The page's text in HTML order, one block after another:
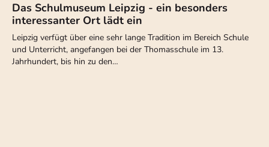
Das Schulmuseum Leipzig - ein besonders
interessanter Ort lädt ein
Leipzig verfügt über eine sehr lange Tradition im Bereich Schule
und Unterricht, angefangen bei der Thomasschule im 13.
Jahrhundert, bis hin zu den…